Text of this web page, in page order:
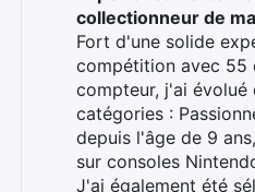
collectionneur de
Fort d'une solide
compétition avec 55
compteur, j'ai évolué
catégories :
depuis l'âge de 9
sur consoles
J'ai également été